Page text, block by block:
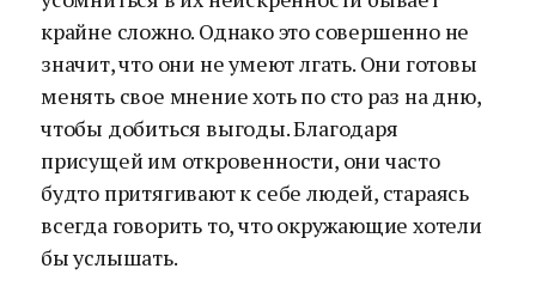
крайне сложно. Однако это совершенно не
значит, что они не умеют лгать. Они готовы
менять свое мнение хоть по сто раз на дню,
чтобы добиться выгоды. Благодаря
присущей им откровенности, они часто
будто притягивают к себе людей, стараясь
всегда говорить то, что окружающие хотели
бы услышать.